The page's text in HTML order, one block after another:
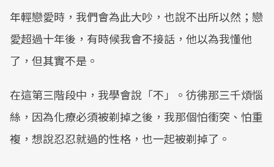
年輕戀愛時，我們會為此大吵，也說不出所以然；戀
愛超過十年後，有時候我會不接話，他以為我懂他
了，但其實不是。
在這第三階段中，我學會說「不」。彷彿那三千煩惱
絲，因為化療必須被剃掉之後，我那個怕衝突、怕重
複，想說忍忍就過的性格，也一起被剃掉了。